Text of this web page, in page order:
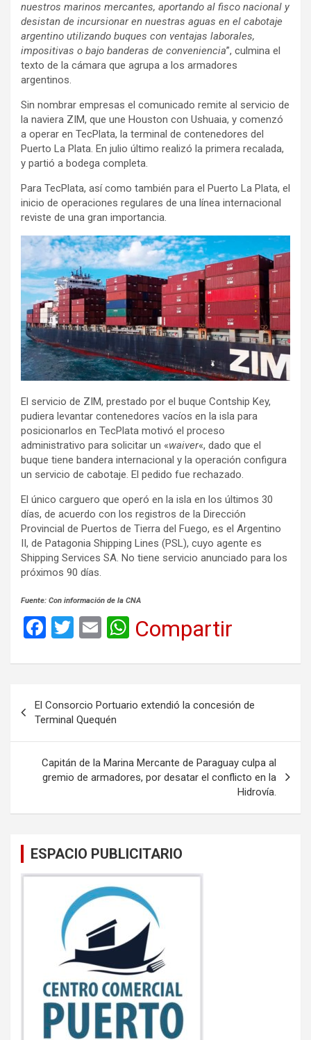
nuestros marinos mercantes, aportando al fisco nacional y
desistan de incursionar en nuestras aguas en el cabotaje
argentino utilizando buques con ventajas laborales,
impositivas o bajo banderas de conveniencia”, culmina el
texto de la cámara que agrupa a los armadores
argentinos.
Sin nombrar empresas el comunicado remite al servicio de
la naviera ZIM, que une Houston con Ushuaia, y comenzó
a operar en TecPlata, la terminal de contenedores del
Puerto La Plata. En julio último realizó la primera recalada,
y partió a bodega completa.
Para TecPlata, así como también para el Puerto La Plata, el
inicio de operaciones regulares de una línea internacional
reviste de una gran importancia.
El servicio de ZIM, prestado por el buque Contship Key,
pudiera levantar contenedores vacíos en la isla para
posicionarlos en TecPlata motivó el proceso
administrativo para solicitar un «waiver«, dado que el
buque tiene bandera internacional y la operación configura
un servicio de cabotaje. El pedido fue rechazado.
El único carguero que operó en la isla en los últimos 30
días, de acuerdo con los registros de la Dirección
Provincial de Puertos de Tierra del Fuego, es el Argentino
II, de Patagonia Shipping Lines (PSL), cuyo agente es
Shipping Services SA. No tiene servicio anunciado para los
próximos 90 días.
Fuente: Con información de la CNA
F
ce
b
o
o
k
T
tt
er
E
ail
W
at
s
A
p
p
Compartir
de
entradas
El Consorcio Portuario extendió la concesión de
Terminal Quequén
Capitán de la Marina Mercante de Paraguay culpa al
gremio de armadores, por desatar el conflicto en la
Hidrovía.
ESPACIO PUBLICITARIO